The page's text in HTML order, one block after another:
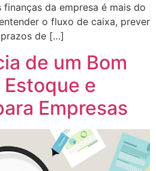
da empresa é mais do
o fluxo de caixa, prever
prazos de […]
de um Bom
e
Empresas